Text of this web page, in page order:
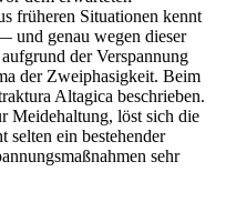
früheren Situationen kennt
und genau wegen dieser
der Verspannung
der Zweiphasigkeit. Beim
Altagica beschrieben.
Meidehaltung, löst sich die
ein bestehender
sehr